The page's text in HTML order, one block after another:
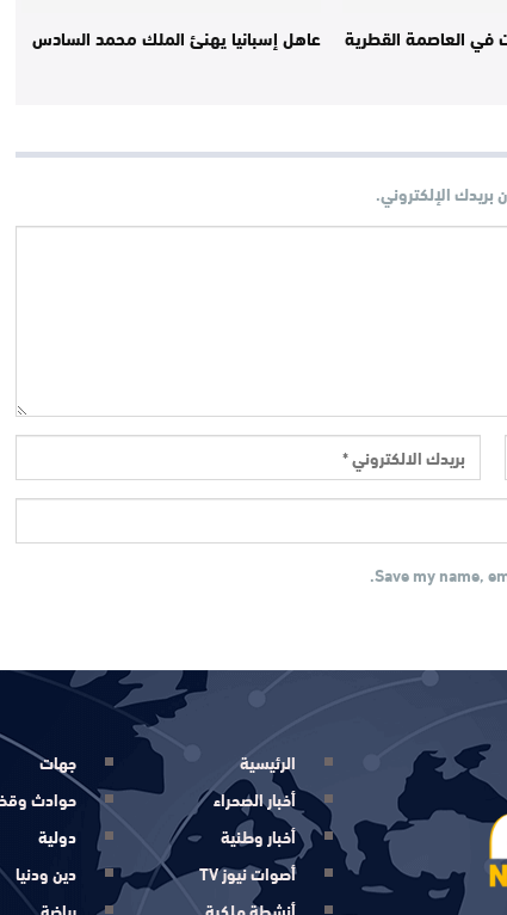
في العاصمة القطرية عاهل إسبانيا يهنئ الملك محمد السادس
بريدك الإلكتروني.
Save my name,
الرئيسية
أخبار الصحراء
أخبار وطنية
أصوات نيوز TV
جهات
حوادث
دولية
دين ودنيا